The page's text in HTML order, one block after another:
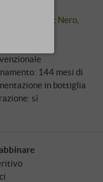
Pinot Nero
144 mesi di
in bottiglia
sì